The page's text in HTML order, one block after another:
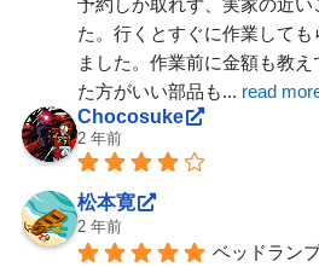
予約しか取れず、実家の近い
た。行くとすぐに作業しても
ました。作業前に金額も教
た方がいい部品も... read
Chocosuke
2 年前
松本寛
2 年前
ベッドラン